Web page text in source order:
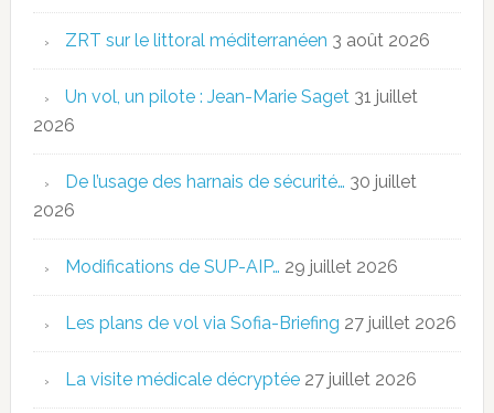
ZRT sur le littoral méditerranéen 3 août 2026
Un vol, un pilote : Jean-Marie Saget 31 juillet
2026
De l’usage des harnais de sécurité… 30 juillet
2026
Modifications de SUP-AIP… 29 juillet 2026
Les plans de vol via Sofia-Briefing 27 juillet 2026
La visite médicale décryptée 27 juillet 2026